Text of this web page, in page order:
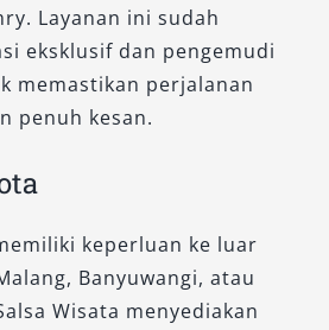
kebijakan berbeda.
syarat sewa, termasuk
denda keterlambatan,
penggunaan kendaraan
di kemudian
dengan Fasilitas
Layanan ini sudah
eksklusif dan pengemudi
memastikan perjalanan
penuh kesan.
keperluan ke luar
Banyuwangi, atau
Wisata menyediakan